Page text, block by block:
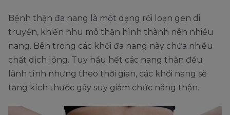
Bệnh thận đa nang là một dạng rối loạn gen di
truyền, khiến nhu mô thận hình thành nên nhiều
nang. Bên trong các khối đa nang này chứa nhiều
chất dịch lỏng. Tuy hầu hết các nang thận đều
lành tính nhưng theo thời gian, các khối nang sẽ
tăng kích thước gây suy giảm chức năng thận.